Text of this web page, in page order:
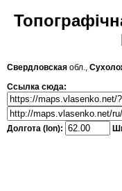
Свердловская обл.,
Ссылка сюда:
Долгота (lon):